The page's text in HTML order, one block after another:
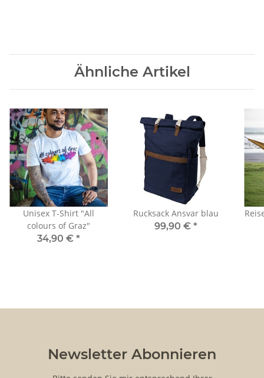
Ähnliche Artikel
Unisex T-Shirt "All
colours of Graz"
34,90 € *
Rucksack Ansvar blau
99,90 € *
Newsletter Abonnieren